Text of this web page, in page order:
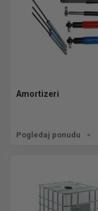
Amortizeri
Pogledaj ponudu